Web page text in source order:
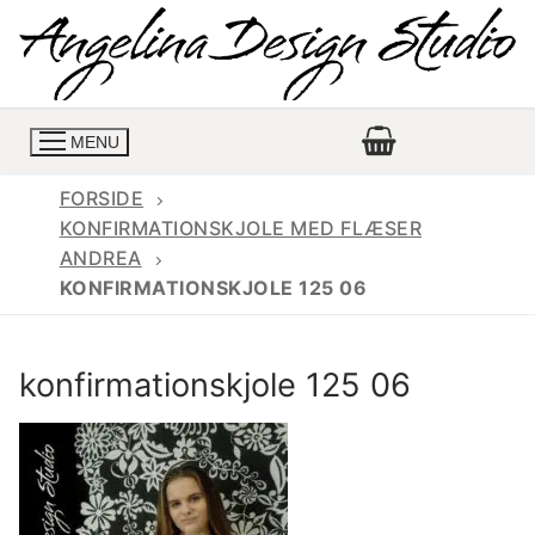
indhold
MENU
Konfirmations buksedragter
Konfirmationskjoler med lange ærmer
Konfirmationskjoler udsalg
Skrædder priser
Bukser priser
Jeans priser
Book en tid
Kontakt
FORSIDE
KONFIRMATIONSKJOLE MED FLÆSER
ANDREA
KONFIRMATIONSKJOLE 125 06
konfirmationskjole 125 06